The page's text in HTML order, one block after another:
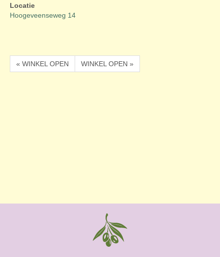
Locatie
Hoogeveenseweg 14
« WINKEL OPEN WINKEL OPEN »